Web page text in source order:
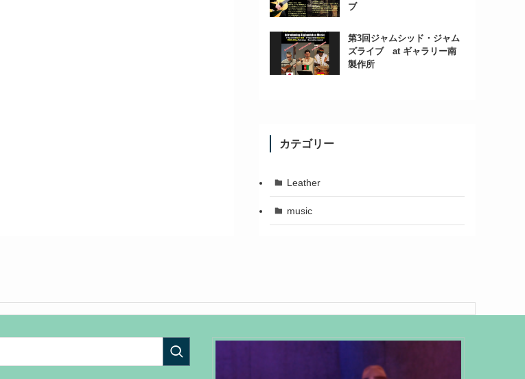
ブ
第3回ジャムシッド・ジャム
ズライブ at ギャラリー南
製作所
カテゴリー
Leather
music